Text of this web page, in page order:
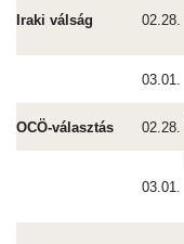
Iraki válság 02.28.
03.01.
OCÖ-választás 02.28.
03.01.